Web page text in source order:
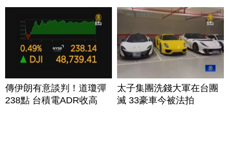
傳伊朗有意談判！道瓊彈
238點 台積電ADR收高
太子集團洗錢大軍在台團
滅 33豪車今被法拍